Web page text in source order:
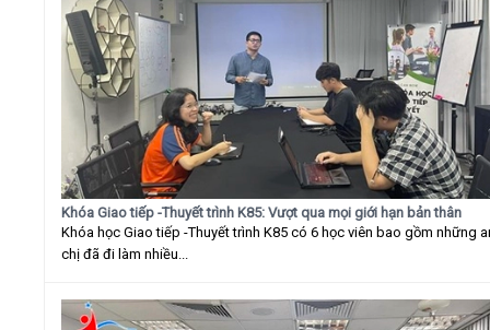
Khóa Giao tiếp -Thuyết trình K85: Vượt qua mọi giới hạn bản thân
Khóa học Giao tiếp -Thuyết trình K85 có 6 học viên bao gồm những
chị đã đi làm nhiều...